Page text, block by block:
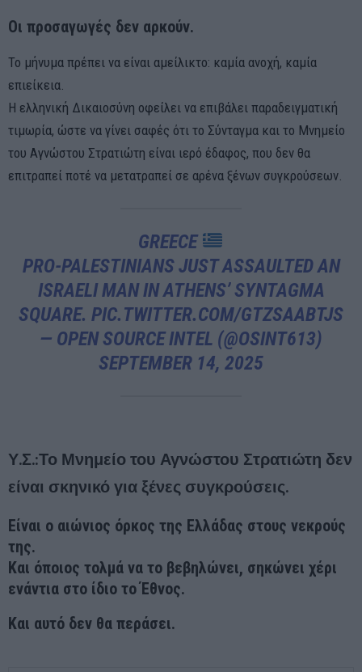
Οι προσαγωγές δεν αρκούν.
Το μήνυμα πρέπει να είναι αμείλικτο: καμία ανοχή, καμία
επιείκεια.
Η ελληνική Δικαιοσύνη οφείλει να επιβάλει παραδειγματική
τιμωρία, ώστε να γίνει σαφές ότι το Σύνταγμα και το Μνημείο
του Αγνώστου Στρατιώτη είναι ιερό έδαφος, που δεν θα
επιτραπεί ποτέ να μετατραπεί σε αρένα ξένων συγκρούσεων.
GREECE
PRO-PALESTINIANS JUST ASSAULTED AN
ISRAELI MAN IN ATHENS’ SYNTAGMA
SQUARE. PIC.TWITTER.COM/GTZSAABTJS
— OPEN SOURCE INTEL (@OSINT613)
SEPTEMBER 14, 2025
Υ.Σ.:Το Μνημείο του Αγνώστου Στρατιώτη δεν
είναι σκηνικό για ξένες συγκρούσεις.
Είναι ο αιώνιος όρκος της Ελλάδας στους νεκρούς
της.
Και όποιος τολμά να το βεβηλώνει, σηκώνει χέρι
ενάντια στο ίδιο το Έθνος.
Και αυτό δεν θα περάσει.